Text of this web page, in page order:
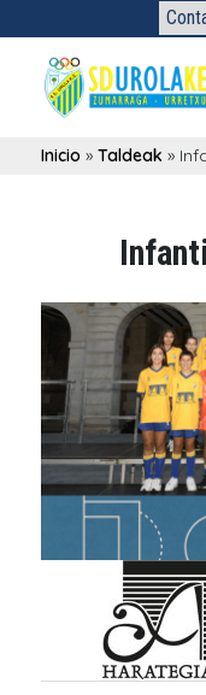
Inicio »Taldeak »